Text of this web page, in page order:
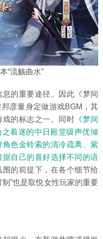
“流觞曲水”
的重要途径。因此《梦间
彦量身定做游戏BGM，其
的标志之一。同时 《梦间
着迷的中日殿堂级声优倾
色金铃索的清冷疏离、紫
自己的喜好选择不同的语
的前提下，在各个细节给
”也是取悦女性玩家的重要